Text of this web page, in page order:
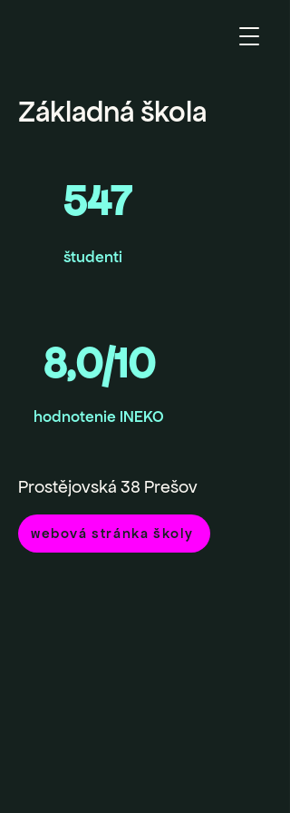
Základná škola
547
študenti
8,0/10
hodnotenie INEKO
Prostějovská 38 Prešov
webová stránka školy